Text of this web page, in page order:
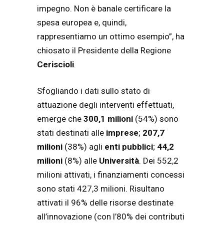
impegno. Non è banale certificare la
spesa europea e, quindi,
rappresentiamo un ottimo esempio”, ha
chiosato il Presidente della Regione
Ceriscioli.
Sfogliando i dati sullo stato di
attuazione degli interventi effettuati,
emerge che 300,1 milioni (54%) sono
stati destinati alle imprese; 207,7
milioni (38%) agli enti pubblici; 44,2
milioni (8%) alle Università. Dei 552,2
milioni attivati, i finanziamenti concessi
sono stati 427,3 milioni. Risultano
attivati il 96% delle risorse destinate
all’innovazione (con l’80% dei contributi